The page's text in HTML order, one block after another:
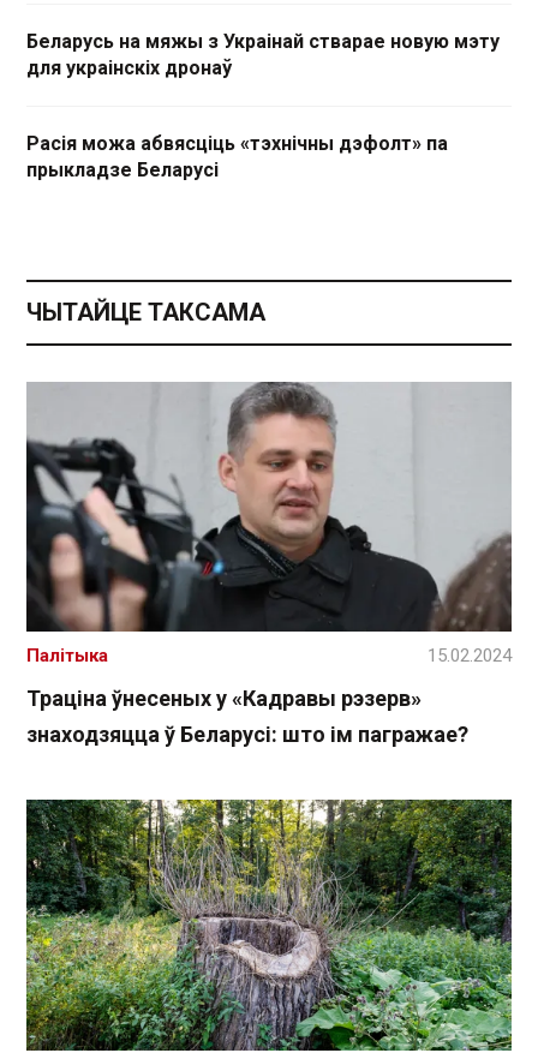
Беларусь на мяжы з Украінай стварае новую мэту
для украінскіх дронаў
Расія можа абвясціць «тэхнічны дэфолт» па
прыкладзе Беларусі
ЧЫТАЙЦЕ ТАКСАМА
Траціна ўнесеных у «Кадравы рэзерв»
знаходзяцца ў Беларусі: што ім пагражае?
Палітыка 15.02.2024